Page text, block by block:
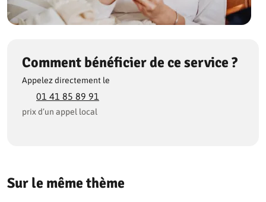
Comment bénéficier de ce service ?
Appelez directement le
01 41 85 89 91
prix d’un appel local
Sur le même thème